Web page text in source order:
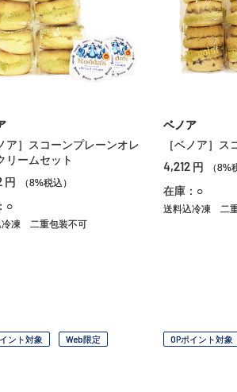
ア］スコーンプレーンオレ
リームセット
円 （8%税込）
○
凍 二重包装不可
ベノア
［ベノア］ス
4,212 円 （8%
在庫：○
送料込冷凍 二
ント対象 Web限定 OPポイント対象